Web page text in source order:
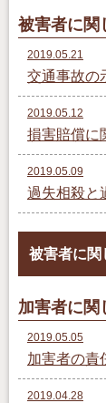
被害者に関
2019.05.21
交通事故の
2019.05.12
損害賠償に
2019.05.09
過失相殺と
被害者に関
加害者に関
2019.05.05
加害者の責
2019.04.28